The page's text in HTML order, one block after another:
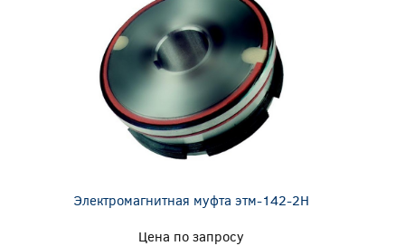
Электромагнитная муфта этм-142-2Н
Цена по запросу